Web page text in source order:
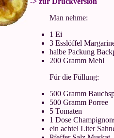
Man nehme:
1 Ei
3 Esslöffel
halbe Packung
200 Gramm Mehl
Für die Füllung:
500 Gramm
500 Gramm Porree
5 Tomaten
1 Dose
ein achtel Liter